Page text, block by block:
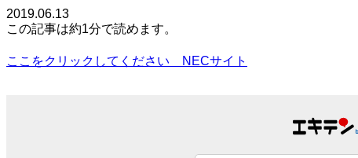
2019.06.13
この記事は約1分で読めます。
ここをクリックしてください NECサイト